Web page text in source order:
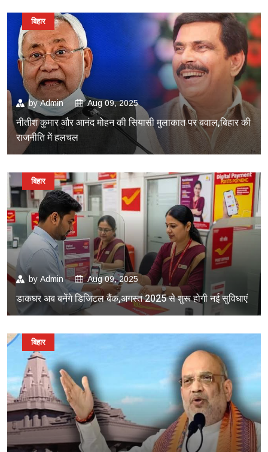
byAdmin Aug 09, 2025
नीतीश कुमार और आनंद मोहन की सियासी मुलाकात पर बवाल,बिहार की
राजनीति में हलचल
बिहार
by Admin Aug 09, 2025
डाकघर अब बनेंगे डिजिटल बैंक,अगस्त 2025 से शुरू होगी नई सुविधाएं
बिहार
बिहार